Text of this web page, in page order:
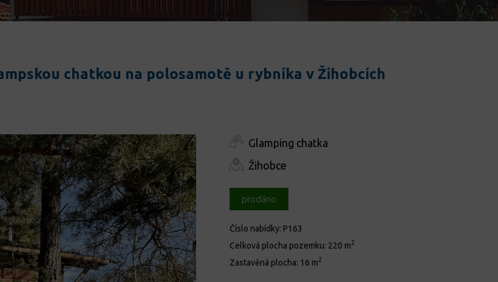
chatkou na polosamotě u rybníka v Žihobcích
Glamping chatka
Žihobce
prodáno
Číslo nabídky: P163
Celková plocha pozemku: 220 m2
Zastavěná plocha: 16 m2